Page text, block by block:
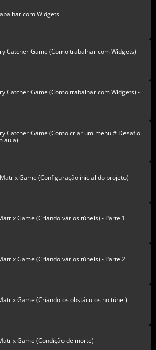
com Widgets
Catcher Game (Como trabalhar com Widgets) -
Catcher Game (Como trabalhar com Widgets) -
Catcher Game (Como criar um menu # Desafio
aula)
Game (Configuração inicial do projeto)
Game (Criando vários túneis) - Parte 1
Game (Criando vários túneis) - Parte 2
Game (Criando os obstáculos no túnel)
Game (Condição de morte)